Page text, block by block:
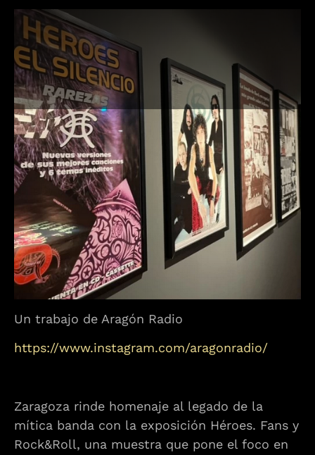
Un trabajo de Aragón Radio
https://www.instagram.com/aragonradio/
Zaragoza rinde homenaje al legado de la
mítica banda con la exposición Héroes. Fans y
Rock&Roll, una muestra que pone el foco en